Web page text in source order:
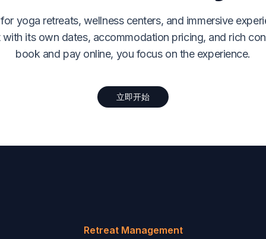
yoga retreats, wellness centers, and immersive
with its own dates, accommodation pricing, and rich
book and pay online, you focus on the experience.
立即开始
Retreat Management